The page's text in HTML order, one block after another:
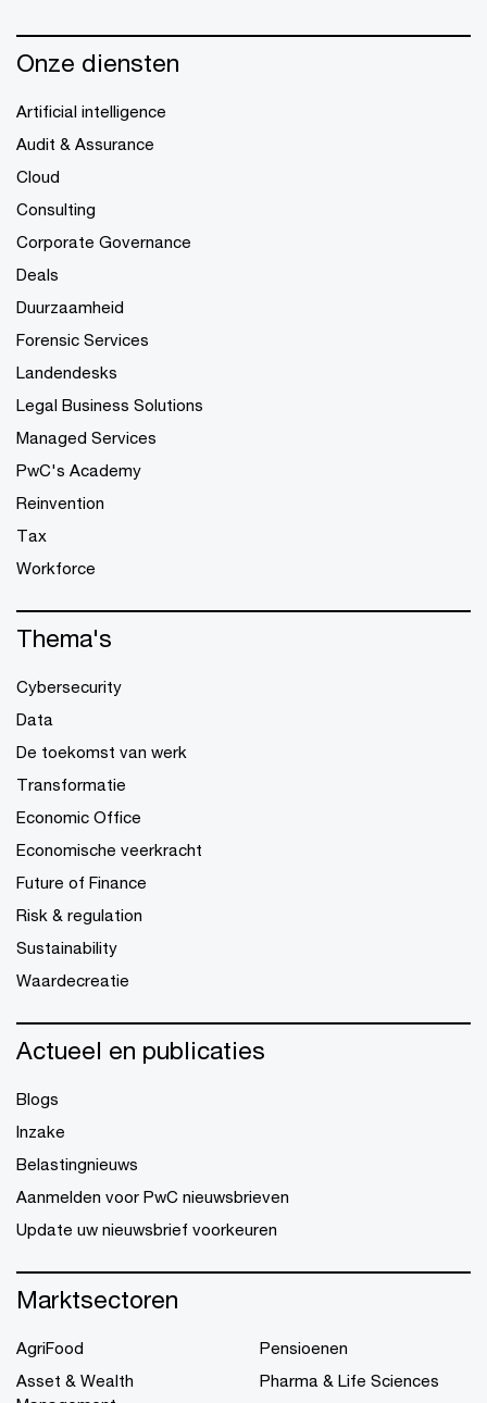
Onze diensten
Artificial intelligence
Audit & Assurance
Cloud
Consulting
Corporate Governance
Deals
Duurzaamheid
Forensic Services
Landendesks
Legal Business Solutions
Managed Services
PwC's Academy
Reinvention
Tax
Workforce
Thema's
Cybersecurity
Data
De toekomst van werk
Transformatie
Economic Office
Economische veerkracht
Future of Finance
Risk & regulation
Sustainability
Waardecreatie
Actueel en publicaties
Blogs
Inzake
Belastingnieuws
Aanmelden voor PwC nieuwsbrieven
Update uw nieuwsbrief voorkeuren
Marktsectoren
AgriFood
Asset & Wealth
Pensioenen
Pharma & Life Sciences